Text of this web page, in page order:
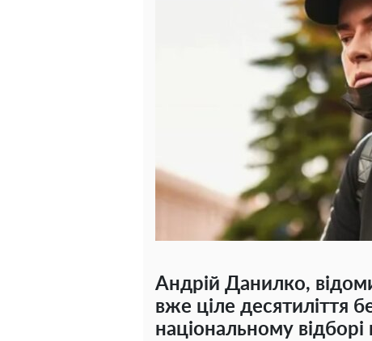
Андрій Данилко,
вже ціле десятиліття
національному